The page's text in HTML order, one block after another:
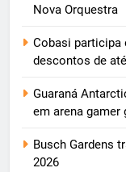
Nova Orquestra
Cobasi participa
descontos de
Guaraná
em arena gamer
Busch Gardens
2026